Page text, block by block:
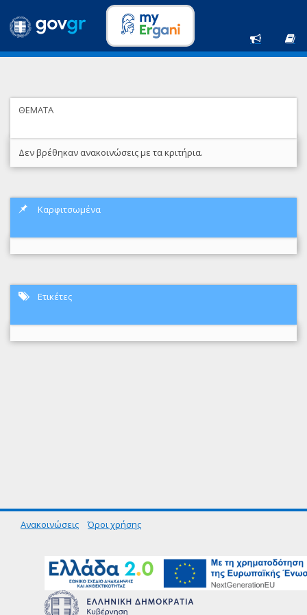
ΘΕΜΑΤΑ
Δεν βρέθηκαν ανακοινώσεις με τα κριτήρια.
Καρφιτσωμένα
Ετικέτες
Ανακοινώσεις Όροι χρήσης